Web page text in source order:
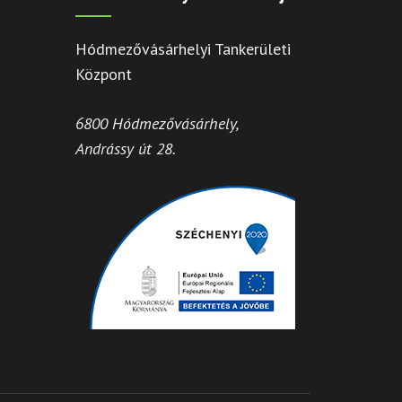
Hódmezővásárhelyi Tankerületi
Központ
6800 Hódmezővásárhely,
Andrássy út 28.